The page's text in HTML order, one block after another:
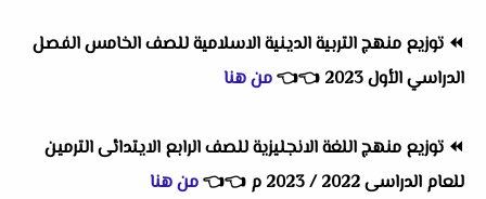
⏪ توزيع منهج التربية الدينية الاسلامية للصف الخامس الفصل
الدراسي الأول 2023
👈
👈من هنا
⏪ توزيع منهج اللغة الانجليزية للصف الرابع الايتدائى الترمين
للعام الدراسى 2022 / 2023 م
👈
👈من هنا